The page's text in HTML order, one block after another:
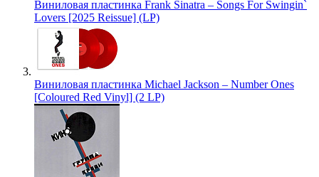
Виниловая пластинка Frank Sinatra – Songs For Swingin`
Lovers [2025 Reissue] (LP)
Виниловая пластинка Michael Jackson – Number Ones
[Coloured Red Vinyl] (2 LP)